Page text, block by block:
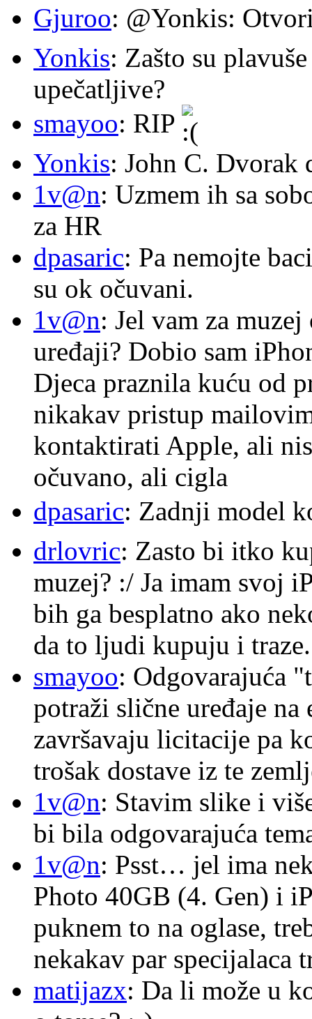
Gjuroo: @Yonkis:
Yonkis: Zašto su
upečatljive?
smayoo: RIP
Yonkis: John C. Dvorak
1v@n: Uzmem ih sa
za HR
dpasaric: Pa nemojte
su ok očuvani.
1v@n: Jel vam za
uređaji? Dobio sam
Djeca praznila kuću od
nikakav pristup
kontaktirati Apple, ali
očuvano, ali cigla
dpasaric: Zadnji model
drlovric: Zasto bi itko
muzej? :/ Ja imam svoj
bih ga besplatno ako
da to ljudi kupuju i traze.
smayoo: Odgovarajuća
potraži slične uređaje
završavaju licitacije pa
trošak dostave iz te
1v@n: Stavim slike i
bi bila odgovarajuća
1v@n: Psst… jel ima
Photo 40GB (4. Gen) i
puknem to na oglase,
nekakav par
matijazx: Da li može u